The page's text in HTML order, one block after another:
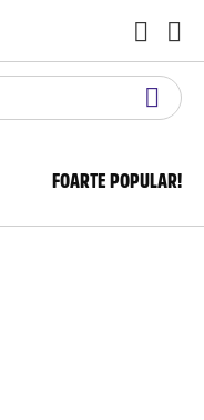
FOARTE POPULAR!